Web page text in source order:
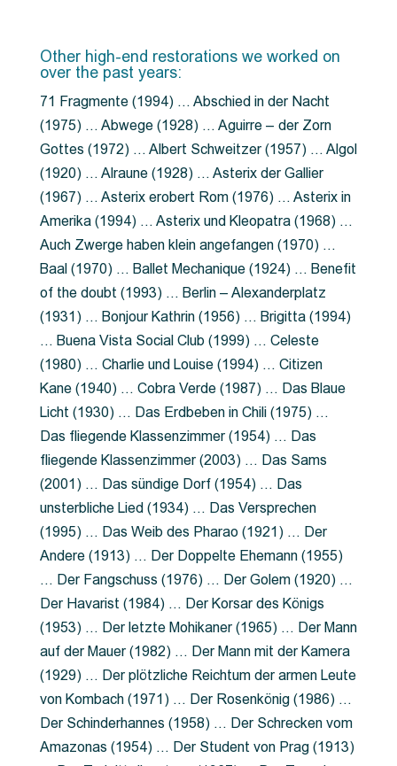
Other high-end restorations we worked on
over the past years:
71 Fragmente (1994) … Abschied in der Nacht
(1975) … Abwege (1928) … Aguirre – der Zorn
Gottes (1972) … Albert Schweitzer (1957) … Algol
(1920) … Alraune (1928) … Asterix der Gallier
(1967) … Asterix erobert Rom (1976) … Asterix in
Amerika (1994) … Asterix und Kleopatra (1968) …
Auch Zwerge haben klein angefangen (1970) …
Baal (1970) … Ballet Mechanique (1924) … Benefit
of the doubt (1993) … Berlin – Alexanderplatz
(1931) … Bonjour Kathrin (1956) … Brigitta (1994)
… Buena Vista Social Club (1999) … Celeste
(1980) … Charlie und Louise (1994) … Citizen
Kane (1940) … Cobra Verde (1987) … Das Blaue
Licht (1930) … Das Erdbeben in Chili (1975) …
Das fliegende Klassenzimmer (1954) … Das
fliegende Klassenzimmer (2003) … Das Sams
(2001) … Das sündige Dorf (1954) … Das
unsterbliche Lied (1934) … Das Versprechen
(1995) … Das Weib des Pharao (1921) … Der
Andere (1913) … Der Doppelte Ehemann (1955)
… Der Fangschuss (1976) … Der Golem (1920) …
Der Havarist (1984) … Der Korsar des Königs
(1953) … Der letzte Mohikaner (1965) … Der Mann
auf der Mauer (1982) … Der Mann mit der Kamera
(1929) … Der plötzliche Reichtum der armen Leute
von Kombach (1971) … Der Rosenkönig (1986) …
Der Schinderhannes (1958) … Der Schrecken vom
Amazonas (1954) … Der Student von Prag (1913)